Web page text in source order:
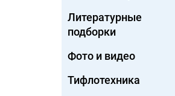
Литературные
подборки
Фото и видео
Тифлотехника